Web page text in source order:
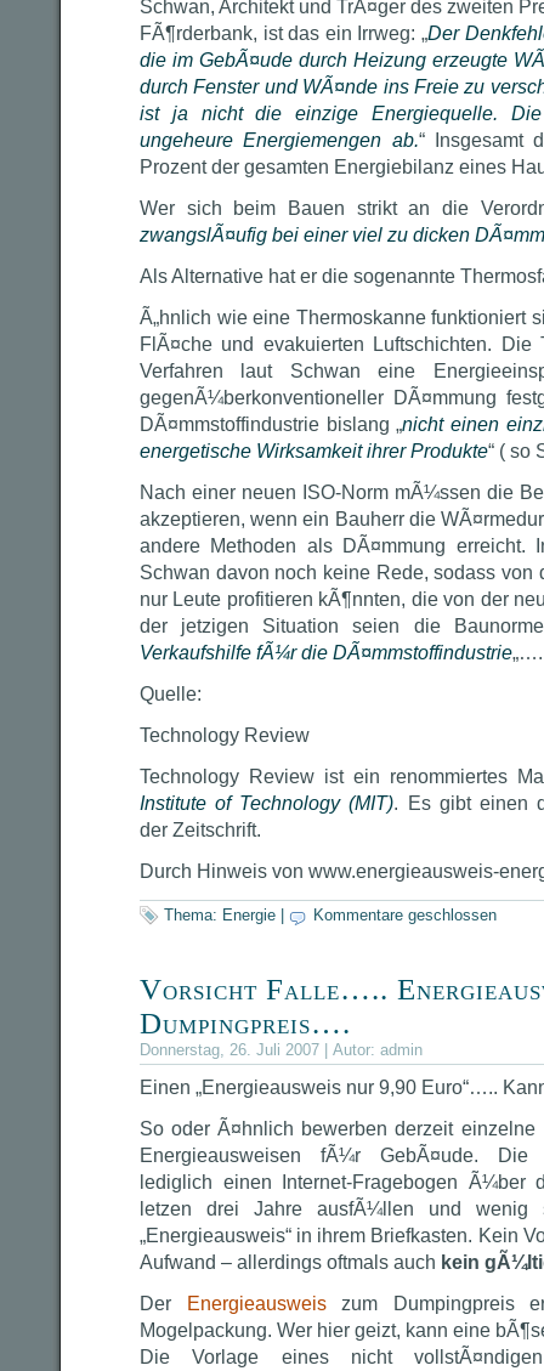
Schwan, Architekt und TrÃ¤ger des zweiten
FÃ¶rderbank, ist das ein Irrweg: „Der
die im GebÃ¤ude durch Heizung erzeugte
durch Fenster und WÃ¤nde ins Freie zu
ist ja nicht die einzige Energiequelle.
ungeheure Energiemengen ab.“ Insgesamt
Prozent der gesamten Energiebilanz eines
Wer sich beim Bauen strikt an die
zwangslÃ¤ufig bei einer viel zu dicken
Als Alternative hat er die sogenannte
Ã„hnlich wie eine Thermoskanne funktioniert
FlÃ¤che und evakuierten Luftschichten.
Verfahren laut Schwan eine
gegenÃ¼berkonventioneller DÃ¤mmung
DÃ¤mmstoffindustrie bislang „nicht einen
energetische Wirksamkeit ihrer Produkte“ ( so
Nach einer neuen ISO-Norm mÃ¼ssen die
akzeptieren, wenn ein Bauherr die
andere Methoden als DÃ¤mmung
Schwan davon noch keine Rede, sodass von
nur Leute profitieren kÃ¶nnten, die von der
der jetzigen Situation seien die
Verkaufshilfe fÃ¼r die DÃ¤mmstoffindustrie
Quelle:
Technology Review
Technology Review ist ein renommiertes
Institute of Technology (MIT). Es gibt einen
der Zeitschrift.
Durch Hinweis von www.energieausweis-
Thema: Energie Kommentare geschlossen
Vorsicht Falle…..
Dumpingpreis….
Donnerstag, 26. Juli 2007 | Autor: admin
Einen „Energieausweis nur 9,90 Euro“…..
So oder Ã¤hnlich bewerben derzeit
Energieausweisen fÃ¼r GebÃ¤ude. Die
lediglich einen Internet-Fragebogen Ã¼ber
letzen drei Jahre ausfÃ¼llen und wenig
„Energieausweis“ in ihrem Briefkasten. Kein
Aufwand – allerdings oftmals auch kein
Der
Energieausweiszum Dumpingpreis
Mogelpackung. Wer hier geizt, kann eine
Die Vorlage eines nicht